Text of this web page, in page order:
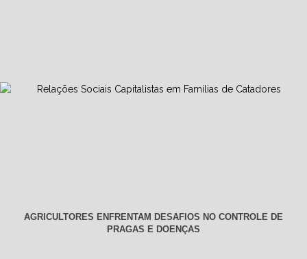
AGRICULTORES ENFRENTAM DESAFIOS NO CONTROLE DE
PRAGAS E DOENÇAS